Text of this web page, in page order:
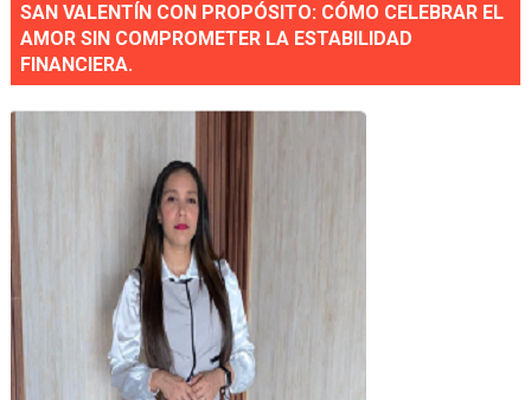
SAN VALENTÍN CON PROPÓSITO: CÓMO CELEBRAR EL
AMOR SIN COMPROMETER LA ESTABILIDAD
FINANCIERA.